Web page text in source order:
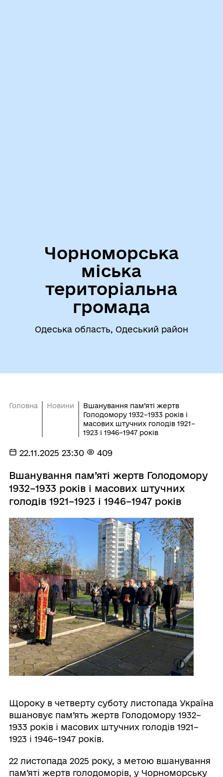
Чорноморська
міська
територіальна
громада
Одеська область, Одеський район
Головна Новини
Вшанування пам’яті жертв
Голодомору 1932–1933 років і
масових штучних голодів 1921–
1923 і 1946–1947 років
22.11.2025 23:30 409
Вшанування пам’яті жертв Голодомору
1932–1933 років і масових штучних
голодів 1921–1923 і 1946–1947 років
Щороку в четверту суботу листопада Україна
вшановує пам’ять жертв Голодомору 1932–
1933 років і масових штучних голодів 1921–
1923 і 1946–1947 років.
22 листопада 2025 року, з метою вшанування
пам’яті жертв голодоморів, у Чорноморську